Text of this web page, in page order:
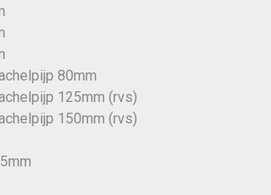
80mm
125mm (rvs)
150mm (rvs)